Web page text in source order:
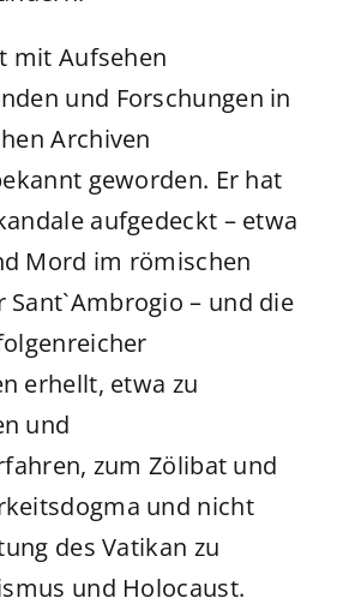
mit Aufsehen
und Forschungen in
Archiven
geworden. Er hat
aufgedeckt – etwa
Mord im römischen
Sant`Ambrogio – und die
erhellt, etwa zu
und
zum Zölibat und
und nicht
des Vatikan zu
und Holocaust.